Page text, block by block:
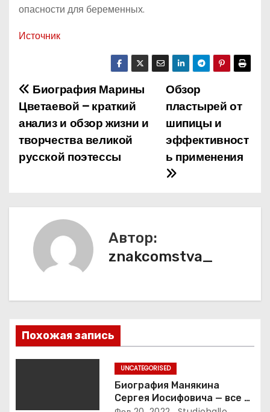
опасности для беременных.
Источник
Н
а
в
и
я
п
о
Обзор
пластырей от
шипицы и
эффективност
ь применения
Биография Марины
Цветаевой – краткий
анализ и обзор жизни и
творчества великой
русской поэтессы
Автор:
znakcomstva_
Похожая запись
UNCATEGORISED
Биография Манякина
Сергея Иосифовича — все о